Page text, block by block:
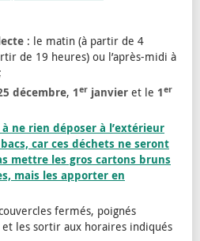
: le matin (à partir de 4
de 19 heures) ou l’après-midi à
décembre, 1er janvier et le 1er
ne rien déposer à l’extérieur
car ces déchets ne seront
mettre les gros cartons bruns
mais les apporter en
fermés, poignés
les sortir aux horaires indiqués